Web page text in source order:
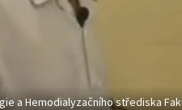
a Hemodialyzačního střediska